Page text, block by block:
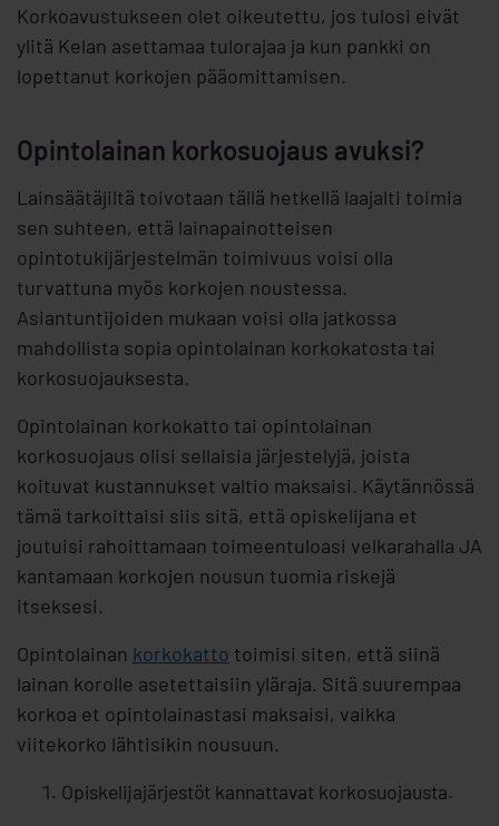
Korkoavustukseen olet oikeutettu, jos tulosi eivät
ylitä Kelan asettamaa tulorajaa ja kun pankki on
lopettanut korkojen pääomittamisen.
Opintolainan korkosuojaus avuksi?
Lainsäätäjiltä toivotaan tällä hetkellä laajalti toimia
sen suhteen, että lainapainotteisen
opintotukijärjestelmän toimivuus voisi olla
turvattuna myös korkojen noustessa.
Asiantuntijoiden mukaan voisi olla jatkossa
mahdollista sopia opintolainan korkokatosta tai
korkosuojauksesta.
Opintolainan korkokatto tai opintolainan
korkosuojaus olisi sellaisia järjestelyjä, joista
koituvat kustannukset valtio maksaisi. Käytännössä
tämä tarkoittaisi siis sitä, että opiskelijana et
joutuisi rahoittamaan toimeentuloasi velkarahalla JA
kantamaan korkojen nousun tuomia riskejä
itseksesi.
Opintolainan korkokatto toimisi siten, että siinä
lainan korolle asetettaisiin yläraja. Sitä suurempaa
korkoa et opintolainastasi maksaisi, vaikka
viitekorko lähtisikin nousuun.
Opiskelijajärjestöt kannattavat korkosuojausta.